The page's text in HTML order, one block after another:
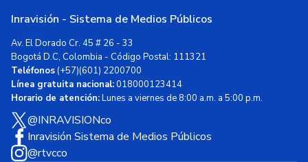
Inravisión - Sistema de Medios Públicos
Av. El Dorado Cr. 45 # 26 - 33
Bogotá D.C, Colombia - Código Postal: 111321
Teléfonos(+57)(601) 2200700
Línea gratuita nacional:018000123414
Horario de atención:Lunes a viernes de 8:00 a.m. a 5:00 p.m.
@INRAVISIONco
Inravisión Sistema de Medios Públicos
@rtvcco